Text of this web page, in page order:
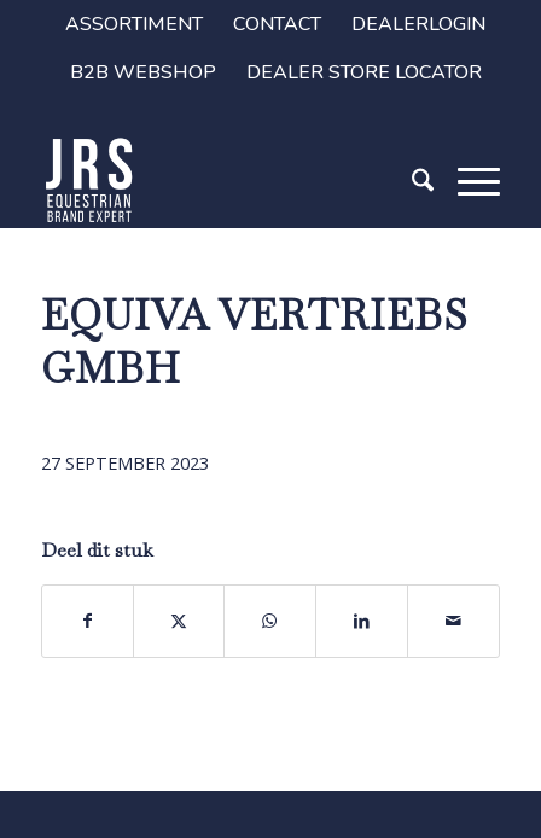
ASSORTIMENT CONTACT
DEALERLOGIN
B2B WEBSHOP
DEALER STORE LOCATOR
EQUIVA VERTRIEBS
GMBH
27 SEPTEMBER 2023
Deel dit stuk